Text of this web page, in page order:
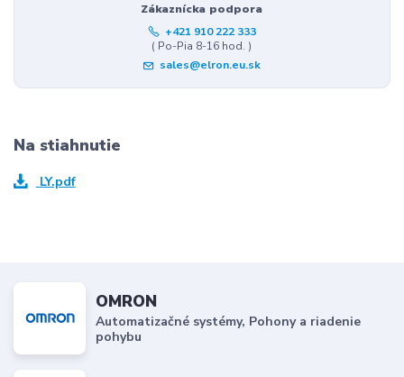
Zákaznícka podpora
+421 910 222 333
( Po-Pia 8-16 hod. )
sales@elron.eu.sk
Na stiahnutie
LY.pdf
OMRON
Automatizačné systémy, Pohony a riadenie
pohybu